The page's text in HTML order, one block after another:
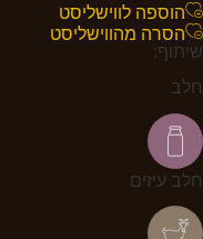
הוספה לווישליסט
הסרה מהווישליסט
שיתוף:
חלב
חלב עיזים